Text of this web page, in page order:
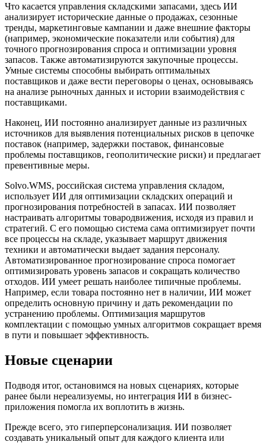
Что касается управления складскими запасами, здесь ИИ
анализирует исторические данные о продажах, сезонные
тренды, маркетинговые кампании и даже внешние факторы
(например, экономические показатели или события) для
точного прогнозирования спроса и оптимизации уровня
запасов. Также автоматизируются закупочные процессы.
Умные системы способны выбирать оптимальных
поставщиков и даже вести переговоры о ценах, основываясь
на анализе рыночных данных и истории взаимодействия с
поставщиками.
Наконец, ИИ постоянно анализирует данные из различных
источников для выявления потенциальных рисков в цепочке
поставок (например, задержки поставок, финансовые
проблемы поставщиков, геополитические риски) и предлагает
превентивные меры.
Solvo.WMS, российская система управления складом,
использует ИИ для оптимизации складских операций и
прогнозирования потребностей в запасах. ИИ позволяет
настраивать алгоритмы товародвижения, исходя из правил и
стратегий. С его помощью система сама оптимизирует почти
все процессы на складе, указывает маршрут движения
техники и автоматически выдает задания персоналу.
Автоматизированное прогнозирование спроса помогает
оптимизировать уровень запасов и сокращать количество
отходов. ИИ умеет решать наиболее типичные проблемы.
Например, если товара постоянно нет в наличии, ИИ может
определить основную причину и дать рекомендации по
устранению проблемы. Оптимизация маршрутов
комплектации с помощью умных алгоритмов сокращает время
в пути и повышает эффективность.
Новые сценарии
Подводя итог, остановимся на новых сценариях, которые
ранее были нереализуемы, но интеграция ИИ в бизнес-
приложения помогла их воплотить в жизнь.
Прежде всего, это гиперперсонализация. ИИ позволяет
создавать уникальный опыт для каждого клиента или